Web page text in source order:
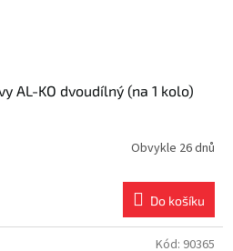
AL-KO dvoudílný (na 1 kolo)
Obvykle 26 dnů
Do košíku
Kód: 90365